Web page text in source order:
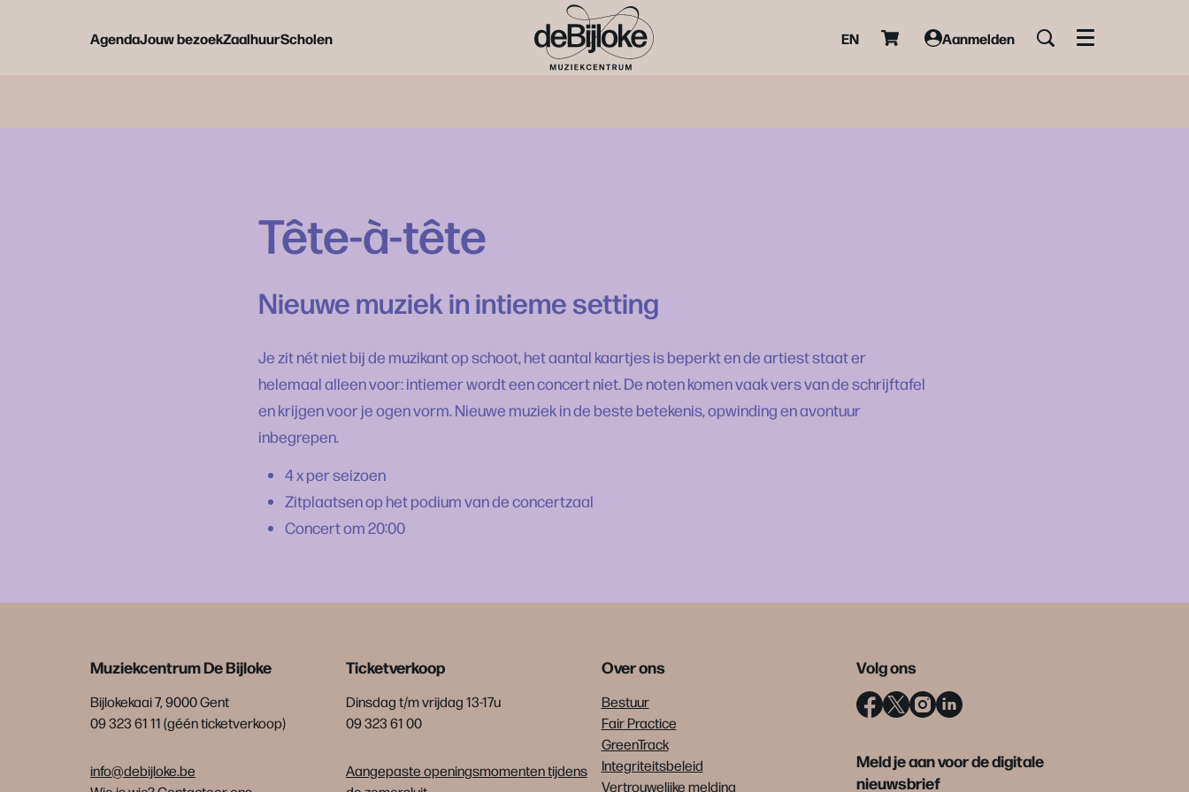
AgendaJouw bezoekZaalhuurScholen EN Aanmelden Menu
Tête-à-tête
Nieuwe muziek in intieme setting
Je zit nét niet bij de muzikant op schoot, het aantal kaartjes is beperkt en de artiest staat er
helemaal alleen voor: intiemer wordt een concert niet. De noten komen vaak vers van de schrijftafel
en krijgen voor je ogen vorm. Nieuwe muziek in de beste betekenis, opwinding en avontuur
inbegrepen.
4 x per seizoen
Zitplaatsen op het podium van de concertzaal
Concert om 20:00
Muziekcentrum De Bijloke
Bijlokekaai 7, 9000 Gent
09 323 61 11 (géén ticketverkoop)
info@debijloke.be
Ticketverkoop
Dinsdag t/m vrijdag 13-17u
09 323 61 00
Aangepaste openingsmomenten tijdens
Over ons
Bestuur
Fair Practice
GreenTrack
Integriteitsbeleid
Vertrouwelijke melding
Volg ons
Meld je aan voor de digitale
nieuwsbrief